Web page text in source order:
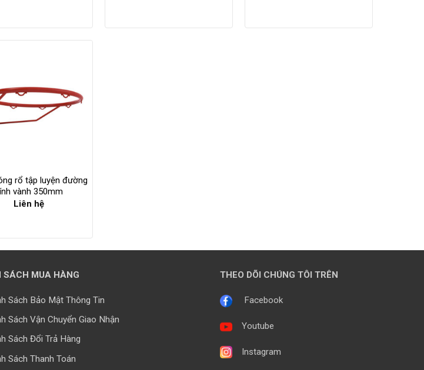
rổ tập luyện đường
vành 350mm
Liên hệ
SÁCH MUA HÀNG
Sách Bảo Mật Thông Tin
Sách Vận Chuyển Giao Nhận
Sách Đổi Trả Hàng
Sách Thanh Toán
THEO DÕI CHÚNG TÔI TRÊN
Facebook
Youtube
Instagram